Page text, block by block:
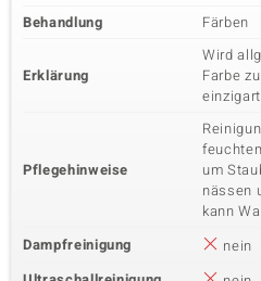
Behandlung Färben
Erklärung
Wird
Farbe
Pflegehinweise
um
nässen
kann
Dampfreinigung
nein